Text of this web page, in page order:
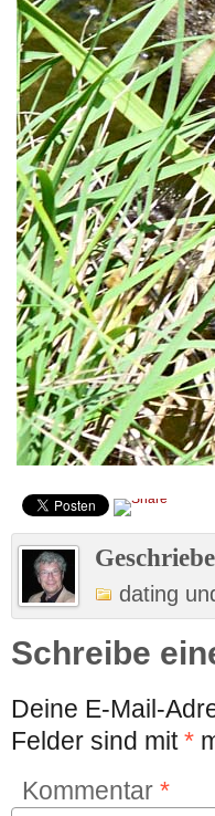
dating
Schreibe
Deine E-Mail-
Felder sind mit*
Kommentar *